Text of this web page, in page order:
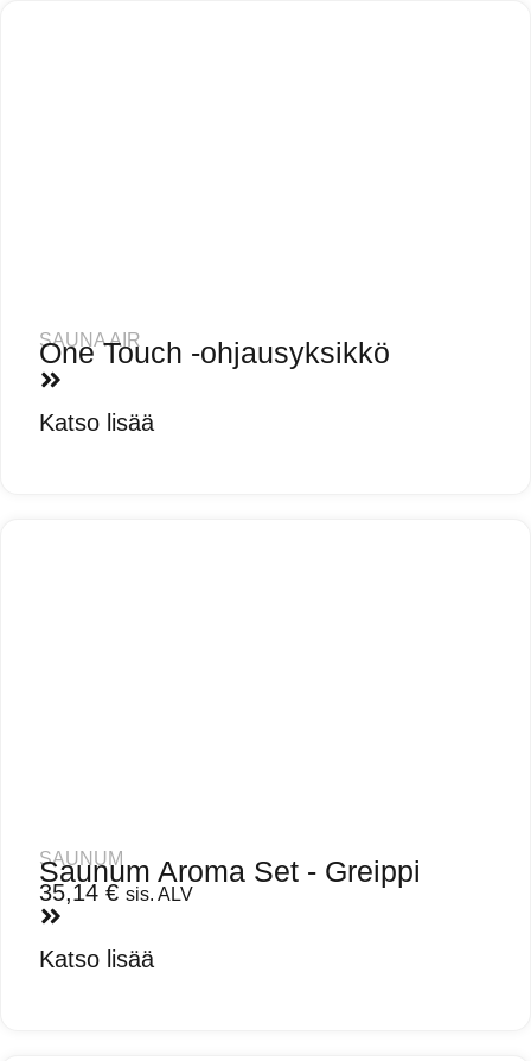
SAUNA AIR
One Touch -ohjausyksikkö
Katso lisää
SAUNUM
Saunum Aroma Set - Greippi
35,14 € sis. ALV
Katso lisää